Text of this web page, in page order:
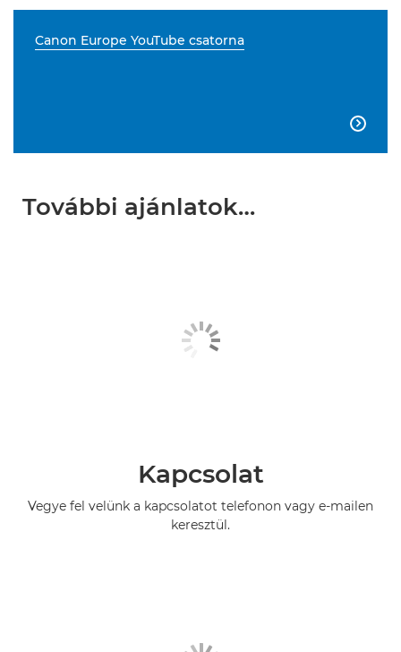
Canon Europe YouTube csatorna

További ajánlatok…
Kapcsolat
Vegye fel velünk a kapcsolatot telefonon vagy e-mailen
keresztül.